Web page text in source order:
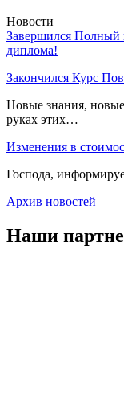
Новости
Завершился Полный
диплома!
Закончился Курс
Новые знания,
руках этих…
Изменения в
Господа,
Архив новостей
Наши